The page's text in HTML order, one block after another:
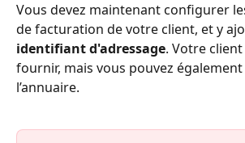
Vous devez maintenant configurer
de facturation de votre client, et y
identifiant d'adressage. Votre
fournir, mais vous pouvez
l’annuaire.